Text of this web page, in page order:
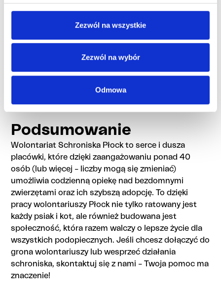
Zezwól na wszystkie
Zezwól na wybór
Odmowa
mediami, co pozwala na skuteczniejsze
promowanie adopcji i działań edukacyjnych.
Integracja społeczna: Praca wolontariuszy
empatia i miłość do zwierząt.
Podsumowanie
Wolontariat Schroniska Płock to serce i dusza
placówki, które dzięki zaangażowaniu ponad 40
osób (lub więcej – liczby mogą się zmieniać)
umożliwia codzienną opiekę nad bezdomnymi
zwierzętami oraz ich szybszą adopcję. To dzięki
pracy wolontariuszy Płock nie tylko ratowany jest
każdy psiak i kot, ale również budowana jest
społeczność, która razem walczy o lepsze życie dla
wszystkich podopiecznych. Jeśli chcesz dołączyć do
grona wolontariuszy lub wesprzeć działania
schroniska, skontaktuj się z nami – Twoja pomoc ma
znaczenie!